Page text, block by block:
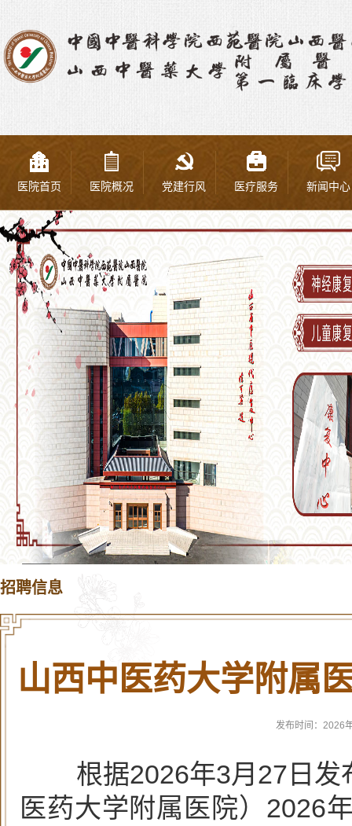
医院首页 医院概况 党建行风 医疗服务 新闻中心
招聘信息
山西中医药大学附属
发布时间： 2026
根据2026年3月27日发
医药大学附属医院）2026